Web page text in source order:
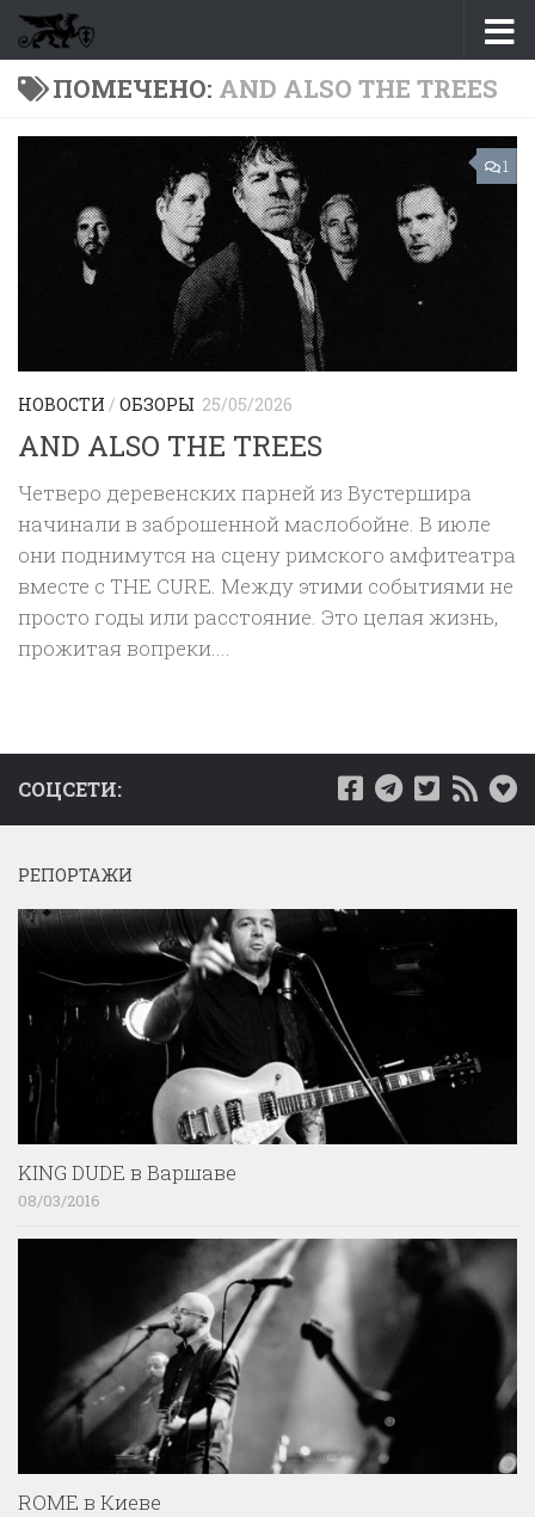
Перейти к содержимому
ПОМЕЧЕНО: AND ALSO THE TREES
1
НОВОСТИ / ОБЗОРЫ 25/05/2026
AND ALSO THE TREES
Четверо деревенских парней из Вустершира
начинали в заброшенной маслобойне. В июле
они поднимутся на сцену римского амфитеатра
вместе с THE CURE. Между этими событиями не
просто годы или расстояние. Это целая жизнь,
прожитая вопреки....
СОЦСЕТИ:
РЕПОРТАЖИ
KING DUDE в Варшаве
08/03/2016
ROME в Киеве